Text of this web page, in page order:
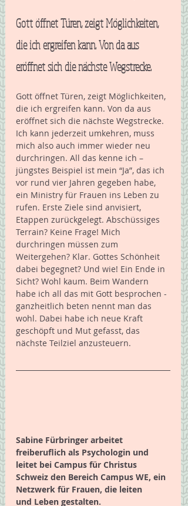
Gott öffnet Türen, zeigt Möglichkeiten,
die ich ergreifen kann. Von da aus
eröffnet sich die nächste Wegstrecke.
Gott öffnet Türen, zeigt Möglichkeiten,
die ich ergreifen kann. Von da aus
eröffnet sich die nächste Wegstrecke.
Ich kann jederzeit umkehren, muss
mich also auch immer wieder neu
durchringen. All das kenne ich –
jüngstes Beispiel ist mein “Ja”, das ich
vor rund vier Jahren gegeben habe,
ein Ministry für Frauen ins Leben zu
rufen. Erste Ziele sind anvisiert,
Etappen zurückgelegt. Abschüssiges
Terrain? Keine Frage! Mich
durchringen müssen zum
Weitergehen? Klar. Gottes Schönheit
dabei begegnet? Und wie! Ein Ende in
Sicht? Wohl kaum. Beim Wandern
habe ich all das mit Gott besprochen -
ganzheitlich beten nennt man das
wohl. Dabei habe ich neue Kraft
geschöpft und Mut gefasst, das
nächste Teilziel anzusteuern.
Sabine Fürbringer arbeitet
freiberuflich als Psychologin und
leitet bei Campus für Christus
Schweiz den Bereich Campus WE, ein
Netzwerk für Frauen, die leiten
und Leben gestalten.